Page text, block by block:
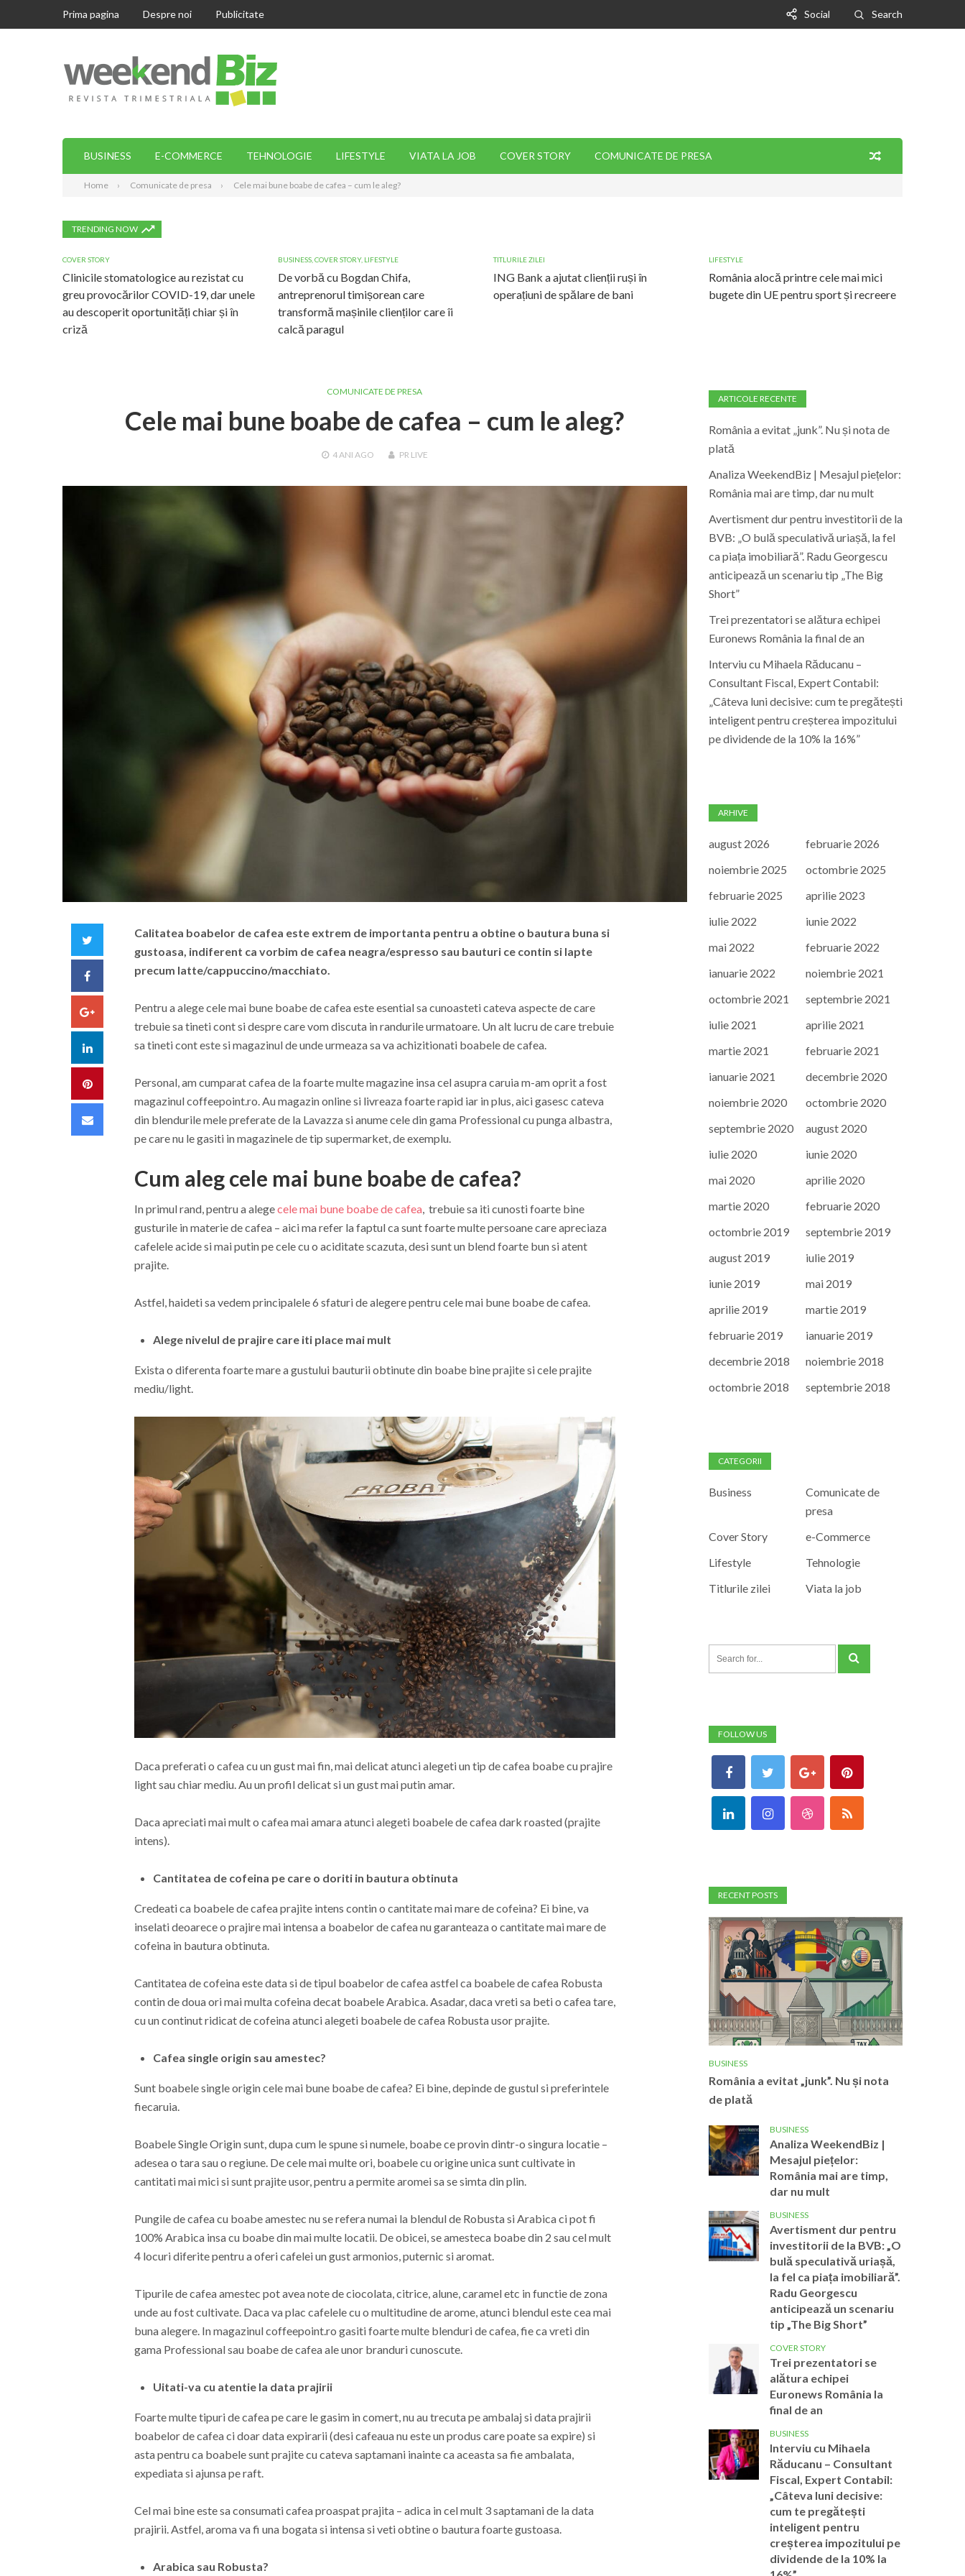
Prima pagina Despre noi Publicitate Social Search
BUSINESS E-COMMERCE TEHNOLOGIE LIFESTYLE VIATA LA JOB COVER STORY COMUNICATE DE PRESA
Home Comunicate de presa Cele mai bune boabe de cafea – cum le aleg?
TRENDING NOW
COVER STORY
Clinicile stomatologice au rezistat cu
greu provocărilor COVID-19, dar unele
au descoperit oportunități chiar și în
criză
BUSINESS COVER STORY, LIFESTYLE
De vorbă cu Bogdan Chifa,
antreprenorul timișorean care
transformă mașinile clienților care îi
calcă paragul
TITLURILE ZILEI
ING Bank a ajutat clienții ruși în
operațiuni de spălare de bani
LIFESTYLE
România alocă printre cele mai mici
bugete din UE pentru sport și recreere
COMUNICATE DE PRESA
Cele mai bune boabe de cafea – cum le aleg?
4 ANI AGO PR LIVE
Facebook
Google+
LinkedIn
Pinterest
Email
Calitatea boabelor de cafea este extrem de importanta pentru a obtine o bautura buna si
gustoasa, indiferent ca vorbim de cafea neagra/espresso sau bauturi ce contin si lapte
precum latte/cappuccino/macchiato.
Pentru a alege cele mai bune boabe de cafea este esential sa cunoasteti cateva aspecte de care
trebuie sa tineti cont si despre care vom discuta in randurile urmatoare. Un alt lucru de care trebuie
sa tineti cont este si magazinul de unde urmeaza sa va achizitionati boabele de cafea.
Personal, am cumparat cafea de la foarte multe magazine insa cel asupra caruia m-am oprit a fost
magazinul coffeepoint.ro. Au magazin online si livreaza foarte rapid iar in plus, aici gasesc cateva
din blendurile mele preferate de la Lavazza si anume cele din gama Professional cu punga albastra,
pe care nu le gasiti in magazinele de tip supermarket, de exemplu.
Cum aleg cele mai bune boabe de cafea?
In primul rand, pentru a alegecele mai bune boabe de cafea, trebuie sa iti cunosti foarte bine
gusturile in materie de cafea – aici ma refer la faptul ca sunt foarte multe persoane care apreciaza
cafelele acide si mai putin pe cele cu o aciditate scazuta, desi sunt un blend foarte bun si atent
prajite.
Astfel, haideti sa vedem principalele 6 sfaturi de alegere pentru cele mai bune boabe de cafea.
Alege nivelul de prajire care iti place mai mult
Exista o diferenta foarte mare a gustului bauturii obtinute din boabe bine prajite si cele prajite
mediu/light.
Daca preferati o cafea cu un gust mai fin, mai delicat atunci alegeti un tip de cafea boabe cu prajire
light sau chiar mediu. Au un profil delicat si un gust mai putin amar.
Daca apreciati mai mult o cafea mai amara atunci alegeti boabele de cafea dark roasted (prajite
intens).
Cantitatea de cofeina pe care o doriti in bautura obtinuta
Credeati ca boabele de cafea prajite intens contin o cantitate mai mare de cofeina? Ei bine, va
inselati deoarece o prajire mai intensa a boabelor de cafea nu garanteaza o cantitate mai mare de
cofeina in bautura obtinuta.
Cantitatea de cofeina este data si de tipul boabelor de cafea astfel ca boabele de cafea Robusta
contin de doua ori mai multa cofeina decat boabele Arabica. Asadar, daca vreti sa beti o cafea tare,
cu un continut ridicat de cofeina atunci alegeti boabele de cafea Robusta usor prajite.
Cafea single origin sau amestec?
Sunt boabele single origin cele mai bune boabe de cafea? Ei bine, depinde de gustul si preferintele
fiecaruia.
Boabele Single Origin sunt, dupa cum le spune si numele, boabe ce provin dintr-o singura locatie –
adesea o tara sau o regiune. De cele mai multe ori, boabele cu origine unica sunt cultivate in
cantitati mai mici si sunt prajite usor, pentru a permite aromei sa se simta din plin.
Pungile de cafea cu boabe amestec nu se refera numai la blendul de Robusta si Arabica ci pot fi
100% Arabica insa cu boabe din mai multe locatii. De obicei, se amesteca boabe din 2 sau cel mult
4 locuri diferite pentru a oferi cafelei un gust armonios, puternic si aromat.
Tipurile de cafea amestec pot avea note de ciocolata, citrice, alune, caramel etc in functie de zona
unde au fost cultivate. Daca va plac cafelele cu o multitudine de arome, atunci blendul este cea mai
buna alegere. In magazinul coffeepoint.ro gasiti foarte multe blenduri de cafea, fie ca vreti din
gama Professional sau boabe de cafea ale unor branduri cunoscute.
Uitati-va cu atentie la data prajirii
Foarte multe tipuri de cafea pe care le gasim in comert, nu au trecuta pe ambalaj si data prajirii
boabelor de cafea ci doar data expirarii (desi cafeaua nu este un produs care poate sa expire) si
asta pentru ca boabele sunt prajite cu cateva saptamani inainte ca aceasta sa fie ambalata,
expediata si ajunsa pe raft.
Cel mai bine este sa consumati cafea proaspat prajita – adica in cel mult 3 saptamani de la data
prajirii. Astfel, aroma va fi una bogata si intensa si veti obtine o bautura foarte gustoasa.
Arabica sau Robusta?
ARTICOLE RECENTE
România a evitat „junk”. Nu și nota de
plată
Analiza WeekendBiz | Mesajul piețelor:
România mai are timp, dar nu mult
Avertisment dur pentru investitorii de la
BVB: „O bulă speculativă uriașă, la fel
ca piața imobiliară”. Radu Georgescu
anticipează un scenariu tip „The Big
Short”
Trei prezentatori se alătura echipei
Euronews România la final de an
Interviu cu Mihaela Răducanu –
Consultant Fiscal, Expert Contabil:
„Câteva luni decisive: cum te pregătești
inteligent pentru creșterea impozitului
pe dividende de la 10% la 16%”
ARHIVE
august 2026
februarie 2026
noiembrie 2025
octombrie 2025
februarie 2025
aprilie 2023
iulie 2022
iunie 2022
mai 2022
februarie 2022
ianuarie 2022
noiembrie 2021
octombrie 2021
septembrie 2021
iulie 2021
aprilie 2021
martie 2021
februarie 2021
ianuarie 2021
decembrie 2020
noiembrie 2020
octombrie 2020
septembrie 2020
august 2020
iulie 2020
iunie 2020
mai 2020
aprilie 2020
martie 2020
februarie 2020
octombrie 2019
septembrie 2019
august 2019
iulie 2019
iunie 2019
mai 2019
aprilie 2019
martie 2019
februarie 2019
ianuarie 2019
decembrie 2018
noiembrie 2018
octombrie 2018
septembrie 2018
CATEGORII
Business
Comunicate de
presa
Cover Story
e-Commerce
Lifestyle
Tehnologie
Titlurile zilei
Viata la job
FOLLOW US
RECENT POSTS
BUSINESS
România a evitat „junk”. Nu și nota
de plată
BUSINESS
Analiza WeekendBiz |
Mesajul piețelor:
România mai are timp,
dar nu mult
BUSINESS
Avertisment dur pentru
investitorii de la BVB: „O
bulă speculativă uriașă,
la fel ca piața imobiliară”.
Radu Georgescu
anticipează un scenariu
tip „The Big Short”
COVER STORY
Trei prezentatori se
alătura echipei
Euronews România la
final de an
BUSINESS
Interviu cu Mihaela
Răducanu – Consultant
Fiscal, Expert Contabil:
„Câteva luni decisive:
cum te pregătești
inteligent pentru
creșterea impozitului pe
dividende de la 10% la